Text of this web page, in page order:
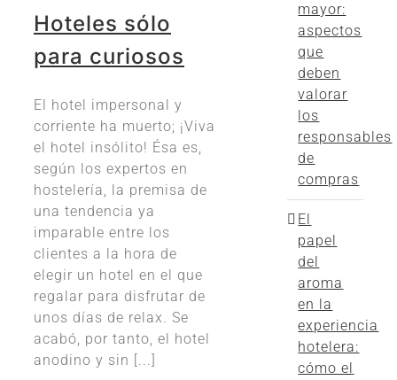
Hoteles sólo
para curiosos
El hotel impersonal y
corriente ha muerto; ¡Viva
el hotel insólito! Ésa es,
según los expertos en
hostelería, la premisa de
una tendencia ya
imparable entre los
clientes a la hora de
elegir un hotel en el que
regalar para disfrutar de
unos días de relax. Se
acabó, por tanto, el hotel
anodino y sin [...]
mayor:
aspectos
que
deben
valorar
los
responsables
de
compras
El
papel
del
aroma
en la
experiencia
hotelera:
cómo el